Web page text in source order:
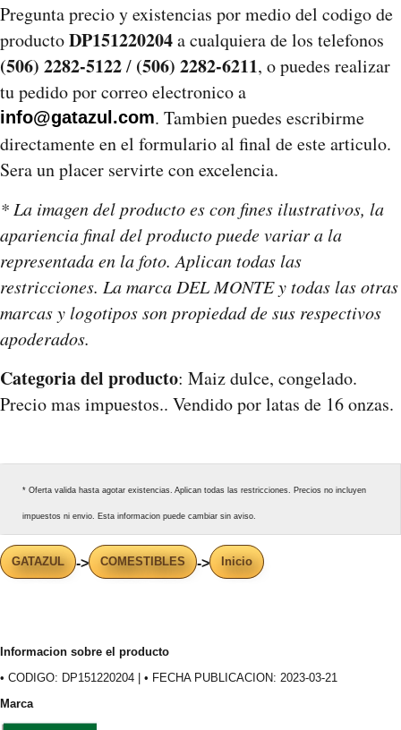
Pregunta precio y existencias por medio del codigo de
productoDP151220204a cualquiera de los telefonos
(506) 2282-5122/ (506) 2282-6211, o puedes realizar
tu pedido por correo electronico a
info@gatazul.com. Tambien puedes escribirme
directamente en el formulario al final de este articulo.
Sera un placer servirte con excelencia.
* La imagen del producto es con fines ilustrativos, la
apariencia final del producto puede variar a la
representada en la foto. Aplican todas las
restricciones. La marca DEL MONTE y todas las otras
marcas y logotipos son propiedad de sus respectivos
apoderados.
Categoria del producto: Maiz dulce, congelado.
Precio mas impuestos.. Vendido por latas de 16 onzas.
* Oferta valida hasta agotar existencias. Aplican todas las restricciones. Precios no incluyen
impuestos ni envio. Esta informacion puede cambiar sin aviso.
GATAZUL -> COMESTIBLES -> Inicio
Informacion sobre el producto
• CODIGO: DP151220204 | • FECHA PUBLICACION: 2023-03-21
Marca